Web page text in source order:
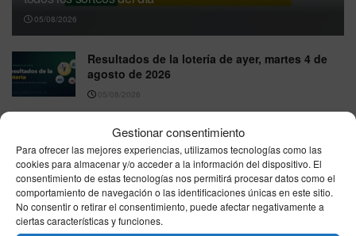
Gestionar consentimiento
Para ofrecer las mejores experiencias, utilizamos tecnologías como las
cookies para almacenar y/o acceder a la información del dispositivo. El
consentimiento de estas tecnologías nos permitirá procesar datos como el
comportamiento de navegación o las identificaciones únicas en este sitio.
No consentir o retirar el consentimiento, puede afectar negativamente a
ciertas características y funciones.
05/08/2026
Resultados de la lotería de ayer, martes 4 de
agosto de 2026
05/08/2026
Resultado Euromillones hoy, martes 4 de
agosto de 2026: combinación ganadora oficial
04/08/2026
Resultado Bonoloto hoy, martes 4 de agosto
de 2026: combinación ganadora oficial
04/08/2026